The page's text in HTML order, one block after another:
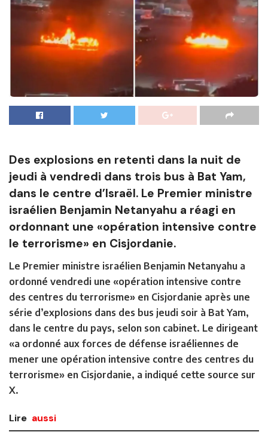
Des explosions en retenti dans la nuit de
jeudi à vendredi dans trois bus à Bat Yam,
dans le centre d’Israël. Le Premier ministre
israélien Benjamin Netanyahu a réagi en
ordonnant une «opération intensive contre
le terrorisme» en Cisjordanie.
Le Premier ministre israélien Benjamin Netanyahu a
ordonné vendredi une «opération intensive contre
des centres du terrorisme» en Cisjordanie après une
série d’explosions dans des bus jeudi soir à Bat Yam,
dans le centre du pays, selon son cabinet. Le dirigeant
«a ordonné aux forces de défense israéliennes de
mener une opération intensive contre des centres du
terrorisme» en Cisjordanie, a indiqué cette source sur
X.
Lire aussi